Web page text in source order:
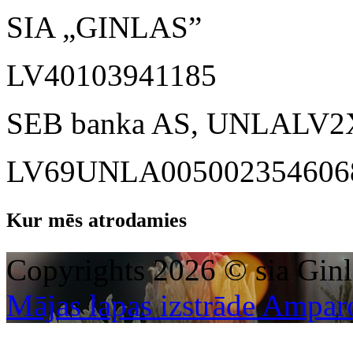
SIA „GINLAS”
LV40103941185
SEB banka AS,
Kur mēs atrodamies
This page can't
Copyrights 2026 © sia
Mājas lapas izstrāde